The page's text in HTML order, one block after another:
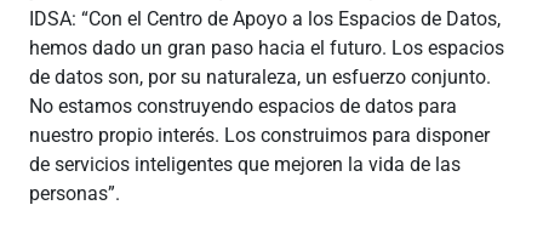
IDSA: “Con el Centro de Apoyo a los Espacios de Datos,
hemos dado un gran paso hacia el futuro. Los espacios
de datos son, por su naturaleza, un esfuerzo conjunto.
No estamos construyendo espacios de datos para
nuestro propio interés. Los construimos para disponer
de servicios inteligentes que mejoren la vida de las
personas”.